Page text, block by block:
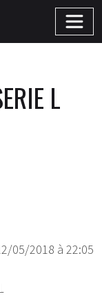
L
05/2018 à 22:05